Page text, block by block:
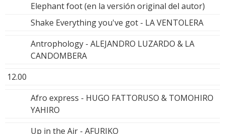
Elephant foot (en la versión original del autor)
Shake Everything you've got - LA VENTOLERA
Antrophology - ALEJANDRO LUZARDO & LA
CANDOMBERA
12.00
Afro express - HUGO FATTORUSO & TOMOHIRO
YAHIRO
Up in the Air - AFURIKO